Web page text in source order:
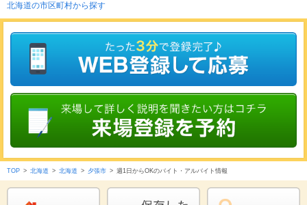
北海道の市区町村から探す
TOP > 北海道 > 北海道 > 夕張市 > 週1日からOKのバイト・アルバイト情報